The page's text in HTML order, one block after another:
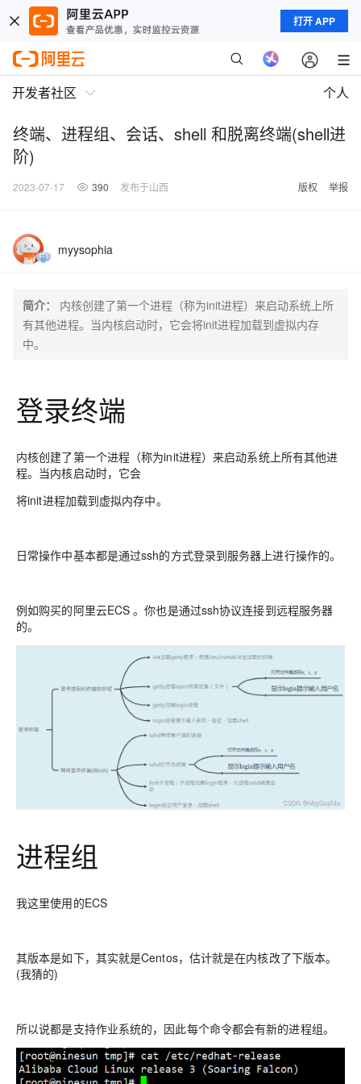
打开 APP
开发者社区 个人
终端、进程组、会话、shell 和脱离终端(shell进
阶)
2023-07-17 390 发布于山西 版权 举报
myysophia
简介：
内核创建了第一个进程（称为init进程）来启动系统上所
有其他进程。当内核启动时，它会将init进程加载到虚拟内存
中。
登录终端
内核创建了第一个进程（称为init进程）来启动系统上所有其他进
程。当内核启动时，它会
将init进程加载到虚拟内存中。
日常操作中基本都是通过ssh的方式登录到服务器上进行操作的。
例如购买的阿里云ECS 。你也是通过ssh协议连接到远程服务器
的。
进程组
我这里使用的ECS
其版本是如下，其实就是Centos，估计就是在内核改了下版本。
(我猜的)
所以说都是支持作业系统的，因此每个命令都会有新的进程组。